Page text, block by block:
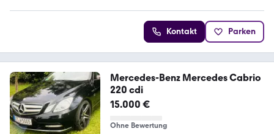
Kontakt Parken
Mercedes-Benz Mercedes Cabrio
220 cdi
15.000 €
Ohne Bewertung